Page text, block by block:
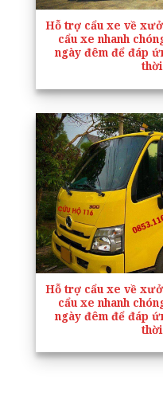
Hỗ trợ cẩu xe về
cẩu xe nhanh
ngày đêm để đáp
Hỗ trợ cẩu xe về
cẩu xe nhanh
ngày đêm để đáp